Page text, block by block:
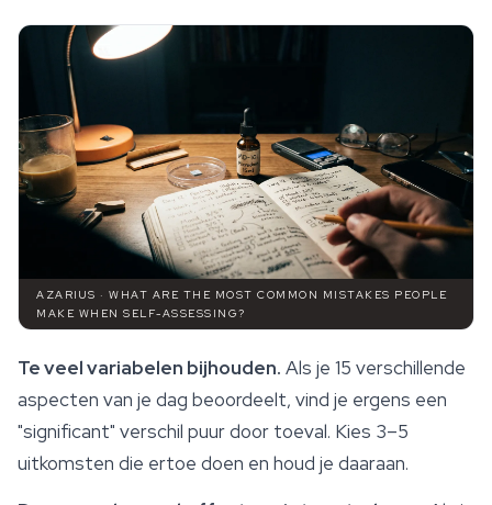
AZARIUS · WHAT ARE THE MOST COMMON MISTAKES PEOPLE
MAKE WHEN SELF-ASSESSING?
Te veel variabelen bijhouden. Als je 15 verschillende
aspecten van je dag beoordeelt, vind je ergens een
"significant" verschil puur door toeval. Kies 3–5
uitkomsten die ertoe doen en houd je daaraan.